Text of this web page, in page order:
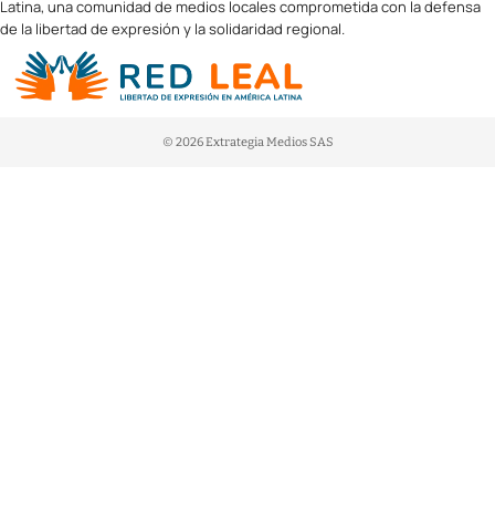
Latina, una comunidad de medios locales comprometida con la defensa
de la libertad de expresión y la solidaridad regional.
© 2026 Extrategia Medios SAS